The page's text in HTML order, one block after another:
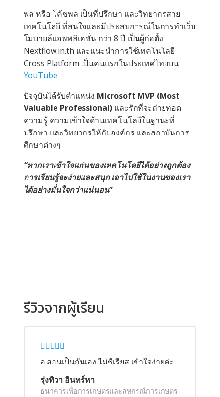
พล หรือ โค้ชพล เป็นที่ปรึกษา และวิทยากรสาย
เทคโนโลยี ที่สนใจและมีประสบการณ์ในการทำเว็บ
โมบายล์แอพพลิเคชั่น กว่า 8 ปี เป็นผู้ก่อตั้ง
Nextflow.in.th และแนะนำการใช้เทคโนโลยี
Cross Platform เป็นคนแรกในประเทศไทยบน
YouTube
ปัจจุบันได้รับตำแหน่ง Microsoft MVP (Most
Valuable Professional) และรักที่จะถ่ายทอด
ความรู้ ความเข้าใจด้านเทคโนโลยีในฐานะที่
ปรึกษา และวิทยากรให้กับองค์กร และสถาบันการ
ศึกษาต่างๆ
“หากเราเข้าใจแก่นของเทคโนโลยีได้อย่างถูกต้อง
การเรียนรู้จะง่ายและสนุก เอาไปใช้ในงานของเรา
ได้อย่างมั่นใจกว่าแน่นอน”
รีวิวจากผู้เรียน
อ.สอนเป็นกันเอง ไม่ซีเรียส เข้าใจง่ายค่ะ
รุ่งทิวา อินทร์หา
ธนาคารเพื่อการเกษตรและสหกรณ์การเกษตร